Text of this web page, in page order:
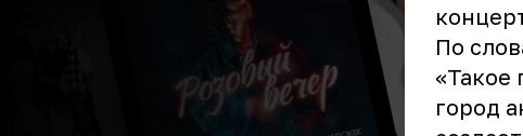
По
«Такое
город